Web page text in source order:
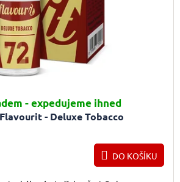
- Deluxe Tobacco
- expedujeme ihned
DO KOŠÍKU